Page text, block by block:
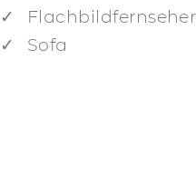
Flachbildfernseher
Sofa